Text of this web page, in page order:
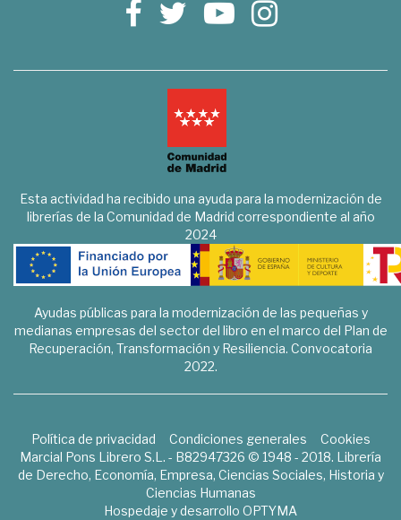
Esta actividad ha recibido una ayuda para la modernización de
librerías de la Comunidad de Madrid correspondiente al año
2024
Ayudas públicas para la modernización de las pequeñas y
medianas empresas del sector del libro en el marco del Plan de
Recuperación, Transformación y Resiliencia. Convocatoria
2022.
Política de privacidad Condiciones generales
Cookies
Marcial Pons Librero S.L. - B82947326 © 1948 - 2018. Librería
de Derecho, Economía, Empresa, Ciencias Sociales, Historia y
Ciencias Humanas
Hospedaje y desarrollo OPTYMA